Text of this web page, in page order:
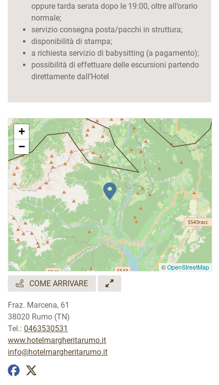
oppure tarda serata dopo le 19:00, oltre all’orario
normale;
servizio consegna posta/pacchi in struttura;
disponibilità di stampa;
a richiesta servizio di babysitting (a pagamento);
possibilità di effettuare delle escursioni partendo
direttamente dall’Hotel
+
−
©OpenStreetMap
COME ARRIVARE
Fraz. Marcena, 61
38020 Rumo (TN)
Tel.: 0463530531
www.hotelmargheritarumo.it
info@hotelmargheritarumo.it